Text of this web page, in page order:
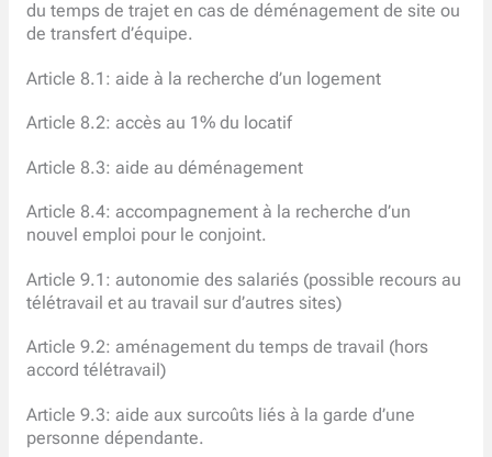
du temps de trajet en cas de déménagement de site ou
de transfert d’équipe.
Article 8.1: aide à la recherche d’un logement
Article 8.2: accès au 1% du locatif
Article 8.3: aide au déménagement
Article 8.4: accompagnement à la recherche d’un
nouvel emploi pour le conjoint.
Article 9.1: autonomie des salariés (possible recours au
télétravail et au travail sur d’autres sites)
Article 9.2: aménagement du temps de travail (hors
accord télétravail)
Article 9.3: aide aux surcoûts liés à la garde d’une
personne dépendante.